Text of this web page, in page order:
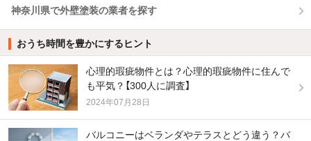
神奈川県で外壁塗装の業者を探す
おうち時間を豊かにするヒント
心理的瑕疵物件とは？心理的瑕疵物件に住んで
も平気？【300人に調査】
2024年07月28日
バルコニーはベランダやテラスとどう違う？バ